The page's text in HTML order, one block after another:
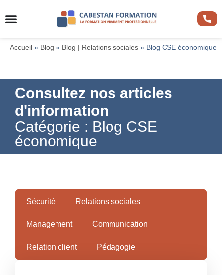
Accueil » Blog » Blog | Relations sociales » Blog CSE économique
Consultez nos articles
d'information
Catégorie : Blog CSE
économique
Sécurité Relations sociales
Management Communication
Relation client Pédagogie